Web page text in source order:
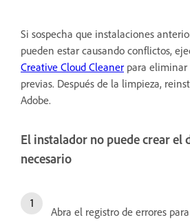
Si sospecha que instalaciones
pueden estar causando conflictos,
Creative Cloud Cleaner para
previas. Después de la limpieza,
Adobe.
El instalador no puede crear el
necesario
Abra el registro de errores